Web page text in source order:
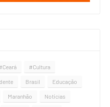
#Cultura
Brasil Educação
Maranhão Notícias